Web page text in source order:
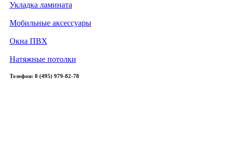
Укладка ламината
Мобильные аксессуары
Окна ПВХ
Натяжные потолки
Телефон: 8 (495) 979-82-78